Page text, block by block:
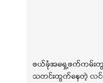
ဖယ်ခုံအရှေ့ဖက်ကမ်း
သတင်းထွက်နေတဲ့ လင်